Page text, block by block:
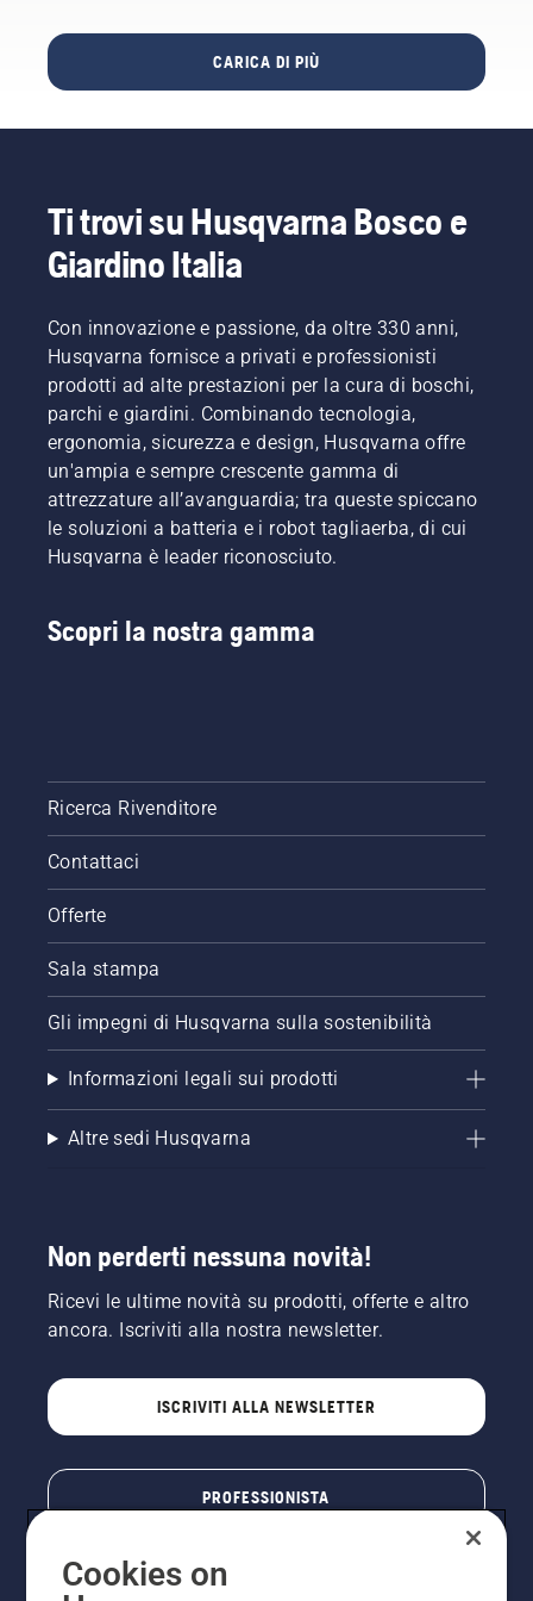
della
motosega.
tempo e
fatica. In
altre
molto
buona
minore
manutenzione
ci
ed
essere
più
o con
l'aiuto un
CARICA DI PIÙ
Ti trovi su Husqvarna Bosco e
Giardino Italia
Con innovazione e passione, da oltre 330 anni,
Husqvarna fornisce a privati e professionisti
prodotti ad alte prestazioni per la cura di boschi,
parchi e giardini. Combinando tecnologia,
ergonomia, sicurezza e design, Husqvarna offre
un'ampia e sempre crescente gamma di
attrezzature all’avanguardia; tra queste spiccano
le soluzioni a batteria e i robot tagliaerba, di cui
Husqvarna è leader riconosciuto.
Scopri la nostra gamma
Ricerca Rivenditore
Contattaci
Offerte
Sala stampa
Gli impegni di Husqvarna sulla sostenibilità
Informazioni legali sui prodotti
Altre sedi Husqvarna
Non perderti nessuna novità!
Ricevi le ultime novità su prodotti, offerte e altro
ancora. Iscriviti alla nostra newsletter.
ISCRIVITI ALLA NEWSLETTER
PROFESSIONISTA
Cookies on